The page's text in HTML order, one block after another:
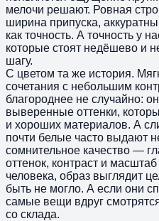
мелочи решают. Ровная
ширина припуска,
как точность. А точность у
которые стоят недёшево и
шагу.
С цветом та же история.
сочетания с небольшим
благороднее не случайно:
выверенные оттенки,
и хороших материалов. А
почти белые часто выдают
сомнительное качество —
оттенок, контраст и
человека, образ выглядит
быть не могло. А если они
самые вещи вдруг
со склада.